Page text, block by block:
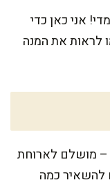
אני כאן כדי
לראות את המנה
מנות נדיבות – מושלם לארוחת
להשאיר כמה